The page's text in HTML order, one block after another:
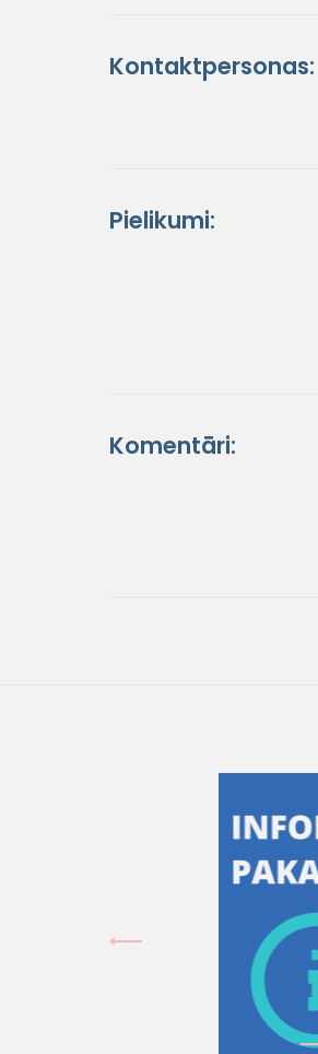
Kontaktpersonas:
Pielikumi:
Komentāri: